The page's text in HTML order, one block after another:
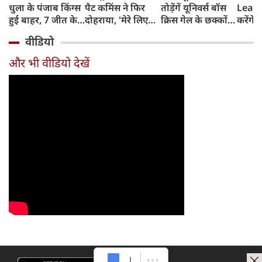
धुला के पंजाब किंग्स
हुई बाहर, 7 जीत के
पैट कमिंस ने फिर
दोहराया, 'मेरे लिए
तोड़ेंगें यूनिवर्स बॉस
क्रिस गेल के छक्कों
करेंगे
टीम में
वीडियो
और भी वीडियो देखें